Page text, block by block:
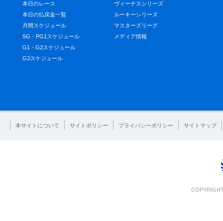
本日のレース
本日の払戻金一覧
月間スケジュール
SG・PG1スケジュール
G1・G2スケジュール
G3スケジュール
ヴィーナスシリーズ
ルーキーシリーズ
マスターズリーグ
メディア情報
本サイトについて サイトポリシー プライバシーポリシー サイトマップ